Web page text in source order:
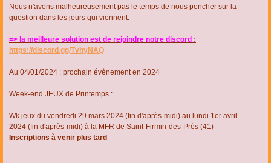
Nous n'avons malheureusement pas le temps de nous pencher sur la
question dans les jours qui viennent.
=> la meilleure solution est de rejoindre notre discord :
https://discord.gg/TvhyNAQ
Au 04/01/2024 : prochain évènement en 2024
Week-end JEUX de Printemps :
Wk jeux du vendredi 29 mars 2024 (fin d'après-midi) au lundi 1er avril
2024 (fin d'après-midi) à la MFR de Saint-Firmin-des-Près (41)
Inscriptions à venir plus tard